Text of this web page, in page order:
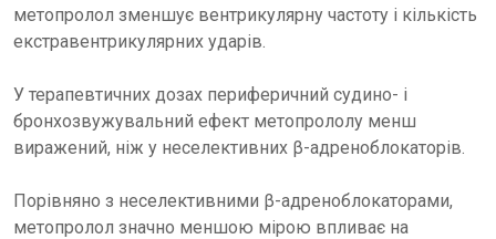
метопролол зменшує вентрикулярну частоту і кількість
екстравентрикулярних ударів.
У терапевтичних дозах периферичний судино- і
бронхозвужувальний ефект метопрололу менш
виражений, ніж у неселективних β-адреноблокаторів.
Порівняно з неселективними β-адреноблокаторами,
метопролол значно меншою мірою впливає на